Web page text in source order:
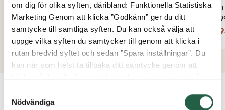
om dig för olika syften, däribland: Funktionella Statistiska
Marketing Genom att klicka ”Godkänn” ger du ditt
samtycke till samtliga syften. Du kan också välja att
uppge vilka syften du samtycker till genom att klicka i
rutan bredvid syftet och sedan ”Spara inställningar”. Du
kan när som helst ta tillbaka ditt samtycke genom att
klicka på den lilla ikonen i det nedre vänstra hörnet på
använder kakor och andra tekniska lösningar och hur vi
Nödvändiga
Från
110 995 kr
94 346 kr
Från
86
73
VANLIGA FRÅGOR OCH SVAR